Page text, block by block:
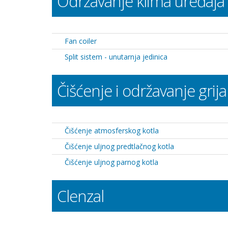
Fan coiler
Split sistem - unutarnja jedinica
Čišćenje i održavanje
Čišćenje atmosferskog kotla
Čišćenje uljnog predtlačnog kotla
Čišćenje uljnog parnog kotla
Clenzal